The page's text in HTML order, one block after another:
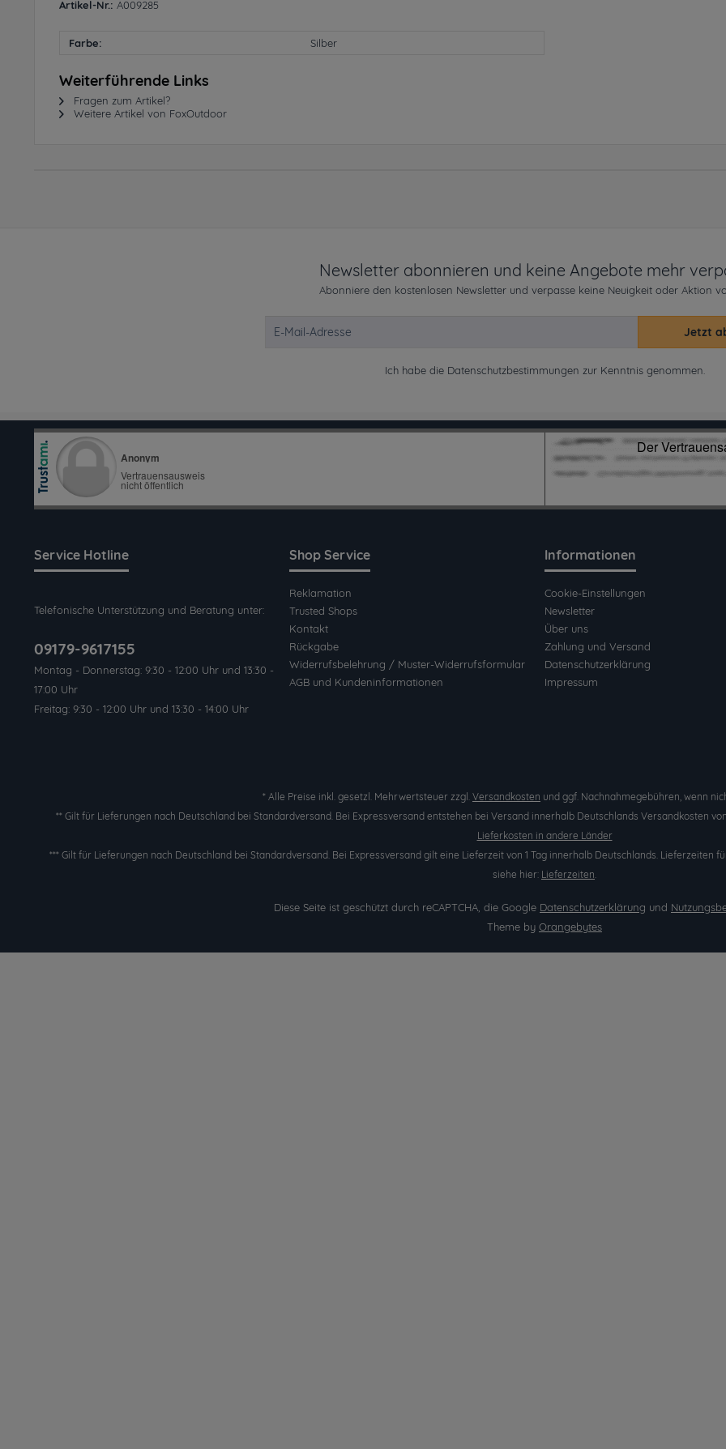
Artikel-Nr.: A009285
Farbe: Silber
Weiterführende Links
Fragen zum Artikel?
Weitere Artikel von FoxOutdoor
Newsletter abonnieren und keine Angebote mehr
Abonniere den kostenlosen Newsletter und verpasse keine Neuigkeit oder Aktion
Jetzt
Ich habe die Datenschutzbestimmungen zur Kenntnis genommen.
Service Hotline
Telefonische Unterstützung und Beratung unter:
09179-9617155
Montag - Donnerstag: 9:30 - 12:00 Uhr und 13:30 -
17:00 Uhr
Freitag: 9:30 - 12:00 Uhr und 13:30 - 14:00 Uhr
Shop Service
Reklamation
Trusted Shops
Kontakt
Rückgabe
Widerrufsbelehrung / Muster-Widerrufsformular
AGB und Kundeninformationen
Informationen
Cookie-Einstellungen
Newsletter
Über uns
Zahlung und Versand
Datenschutzerklärung
Impressum
* Alle Preise inkl. gesetzl. Mehrwertsteuer zzgl. Versandkosten und ggf. Nachnahmegebühren, wenn
** Gilt für Lieferungen nach Deutschland bei Standardversand. Bei Expressversand entstehen bei Versand innerhalb Deutschlands Versandkosten
Lieferkosten in andere Länder
*** Gilt für Lieferungen nach Deutschland bei Standardversand. Bei Expressversand gilt eine Lieferzeit von 1 Tag innerhalb Deutschlands.
siehe hier: Lieferzeiten.
Diese Seite ist geschützt durch reCAPTCHA, die Google Datenschutzerklärung und
Theme by Orangebytes